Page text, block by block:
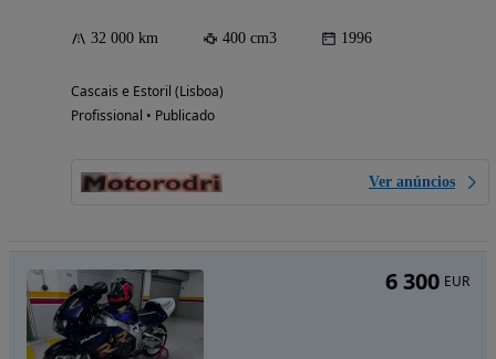
32 000 km 400 cm3 1996
Cascais e Estoril (Lisboa)
Profissional • Publicado
Ver anúncios
6 300 EUR